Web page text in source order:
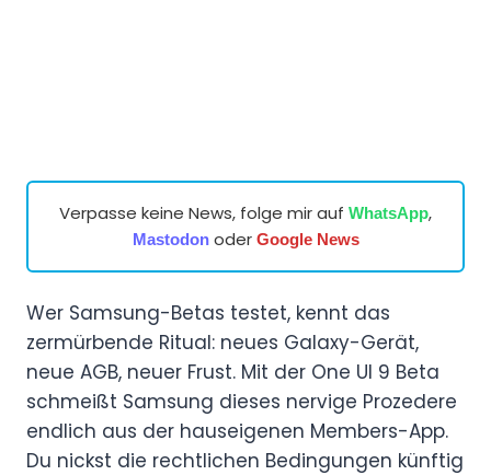
Verpasse keine News, folge mir auf WhatsApp,
Mastodonoder Google News
Wer Samsung-Betas testet, kennt das
zermürbende Ritual: neues Galaxy-Gerät,
neue AGB, neuer Frust. Mit der One UI 9 Beta
schmeißt Samsung dieses nervige Prozedere
endlich aus der hauseigenen Members-App.
Du nickst die rechtlichen Bedingungen künftig